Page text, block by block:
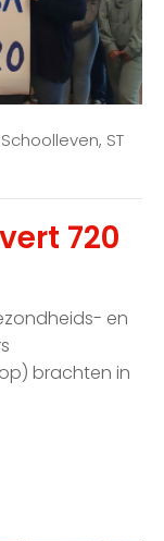
Schoolleven, ST
720
en
brachten in